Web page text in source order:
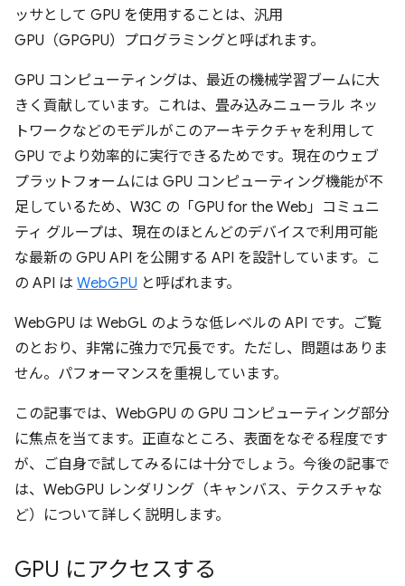
ッサとして GPU を使用することは、汎用
GPU（GPGPU）プログラミングと呼ばれます。
GPU コンピューティングは、最近の機械学習ブームに大
きく貢献しています。これは、畳み込みニューラル ネッ
トワークなどのモデルがこのアーキテクチャを利用して
GPU でより効率的に実行できるためです。現在のウェブ
プラットフォームには GPU コンピューティング機能が不
足しているため、W3C の「GPU for the Web」コミュニ
ティ グループは、現在のほとんどのデバイスで利用可能
な最新の GPU API を公開する API を設計しています。こ
の API は WebGPU と呼ばれます。
WebGPU は WebGL のような低レベルの API です。ご覧
のとおり、非常に強力で冗長です。ただし、問題はありま
せん。パフォーマンスを重視しています。
この記事では、WebGPU の GPU コンピューティング部分
に焦点を当てます。正直なところ、表面をなぞる程度です
が、ご自身で試してみるには十分でしょう。今後の記事で
は、WebGPU レンダリング（キャンバス、テクスチャな
ど）について詳しく説明します。
GPU にアクセスする